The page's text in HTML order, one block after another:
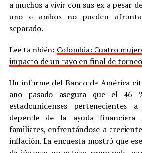
a muchos a vivir con sus ex a pesar
uno o ambos no pueden
separado.
Lee también: Colombia: Cuatro
impacto de un rayo en final de
Un informe del Banco de América
año pasado asegura que el 46
estadounidenses pertenecientes
depende de la ayuda
familiares, enfrentándose a
inflación. La encuesta mostró que